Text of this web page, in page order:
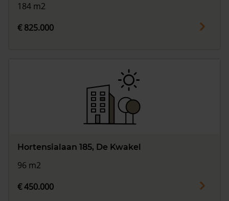
184 m2
€ 825.000
Hortensialaan 185, De Kwakel
96 m2
€ 450.000